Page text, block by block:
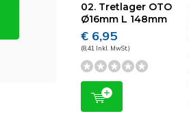
02. Tretlager OTO
Ø16mm L 148mm
€ 6,95
(8,41 Inkl. MwSt.)